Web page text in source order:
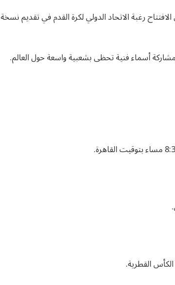
رغبة الاتحاد الدولي لكرة القدم في تقديم نسخة
أسماء فنية تحظى بشعبية واسعة حول العالم.